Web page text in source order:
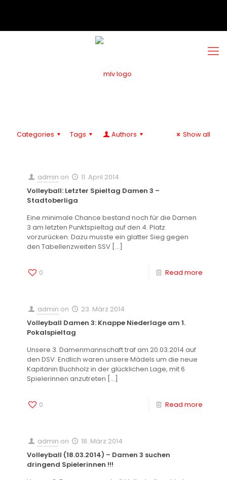
Categories Tags Authors Show all
admin on
11. April 2014
Volleyball: Letzter Spieltag Damen 3 –
Stadtoberliga
Eine minimale Chance bestand noch für die Damen
3 am letzten Punktspieltag auf den 4. Platz
vorzurücken. Dazu musste ein glatter Sieg gegen
den Tabellenzweiten SSV […]
0 Read more
admin on
23. März 2014
Volleyball Damen 3: Knappe Niederlage am 1.
Pokalspieltag
Unsere 3. Damenmannschaft traf am 20.03.2014 auf
den DSV. Endlich waren unsere Mädels um die neue
Kapitänin Buchholz in der glücklichen Lage, mit 6
Spielerinnen anzutreten […]
0 Read more
admin on
18. März 2014
Volleyball (18.03.2014) – Damen 3 suchen
dringend Spielerinnen !!!